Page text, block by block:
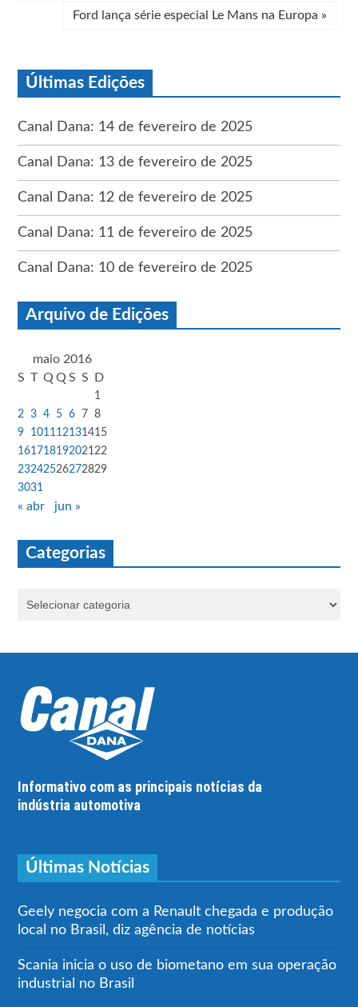
Ford lança série especial Le Mans na Europa »
Últimas Edições
Canal Dana: 14 de fevereiro de 2025
Canal Dana: 13 de fevereiro de 2025
Canal Dana: 12 de fevereiro de 2025
Canal Dana: 11 de fevereiro de 2025
Canal Dana: 10 de fevereiro de 2025
Arquivo de Edições
maio 2016
S T Q Q S S D
1
2
3 4 5 6 7 8
9
1011 12131415
161718192021 22
23242526272829
3031
« abr jun »
Categorias
Informativo com as principais notícias da
indústria automotiva
Últimas Notícias
Geely negocia com a Renault chegada e produção
local no Brasil, diz agência de notícias
Scania inicia o uso de biometano em sua operação
industrial no Brasil